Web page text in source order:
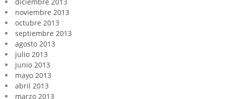
diciembre 2013
noviembre 2013
octubre 2013
septiembre 2013
agosto 2013
julio 2013
junio 2013
mayo 2013
abril 2013
marzo 2013